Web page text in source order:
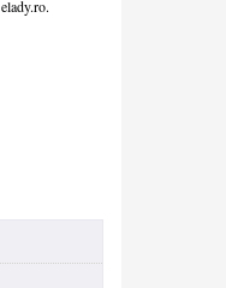
elady.ro.